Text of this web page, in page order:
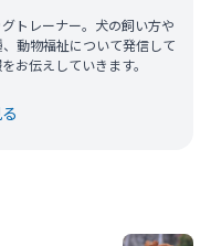
トレーナー。犬の飼い方や
動物福祉について発信して
お伝えしていきます。